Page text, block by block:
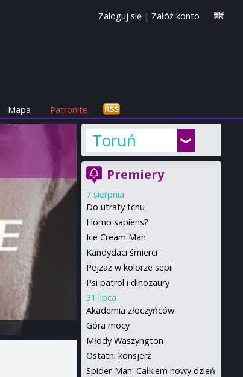
Zaloguj się | Załóż konto
Mapa Patronite
Toruń
Premiery
7 sierpnia
Do utraty tchu
Homo sapiens?
Ice Cream Man
Kandydaci śmierci
Pejzaż w kolorze sepii
Psi patrol i dinozaury
31 lipca
Akademia złoczyńców
Góra mocy
Młody Waszyngton
Ostatni konsjerż
Spider-Man: Całkiem nowy dzień